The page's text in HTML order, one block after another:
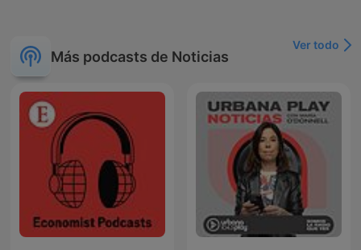
Más podcasts de Noticias
Ver todo